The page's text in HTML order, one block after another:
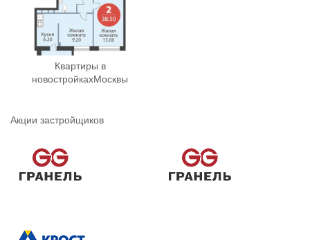
Квартиры в
новостройкахМосквы
Акции застройщиков